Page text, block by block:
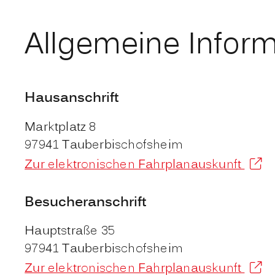
Allgemeine
Hausanschrift
Marktplatz 8
97941 Tauberbischofsheim
Zur elektronischen Fahrplanauskunft
Besucheranschrift
Hauptstraße 35
97941 Tauberbischofsheim
Zur elektronischen Fahrplanauskunft